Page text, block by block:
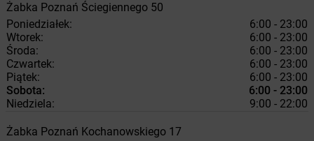
Żabka Poznań Ściegiennego 50
Poniedziałek:
6:00 - 23:00
Wtorek:
6:00 - 23:00
Środa:
6:00 - 23:00
Czwartek:
6:00 - 23:00
Piątek:
6:00 - 23:00
Sobota:
6:00 - 23:00
Niedziela:
9:00 - 22:00
Żabka Poznań Kochanowskiego 17